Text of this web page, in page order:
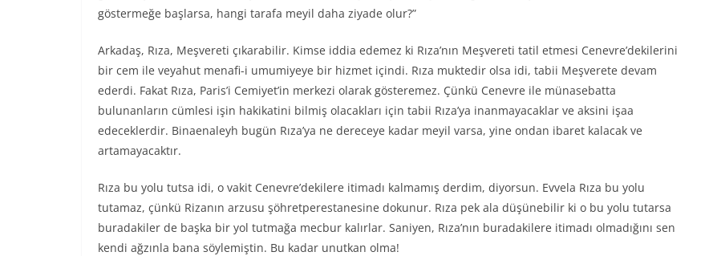
göstermeğe başlarsa, hangi tarafa meyil daha ziyade olur?”
Arkadaş, Rıza, Meşvereti çıkarabilir. Kimse iddia edemez ki Rıza’nın Meşvereti tatil etmesi Cenevre’dekilerini
bir cem ile veyahut menafi-i umumiyeye bir hizmet içindi. Rıza muktedir olsa idi, tabii Meşverete devam
ederdi. Fakat Rıza, Paris’i Cemiyet’in merkezi olarak gösteremez. Çünkü Cenevre ile münasebatta
bulunanların cümlesi işin hakikatini bilmiş olacakları için tabii Rıza’ya inanmayacaklar ve aksini işaa
edeceklerdir. Binaenaleyh bugün Rıza’ya ne dereceye kadar meyil varsa, yine ondan ibaret kalacak ve
artamayacaktır.
Rıza bu yolu tutsa idi, o vakit Cenevre’dekilere itimadı kalmamış derdim, diyorsun. Evvela Rıza bu yolu
tutamaz, çünkü Rizanın arzusu şöhretperestanesine dokunur. Rıza pek ala düşünebilir ki o bu yolu tutarsa
buradakiler de başka bir yol tutmağa mecbur kalırlar. Saniyen, Rıza’nın buradakilere itimadı olmadığını sen
kendi ağzınla bana söylemiştin. Bu kadar unutkan olma!